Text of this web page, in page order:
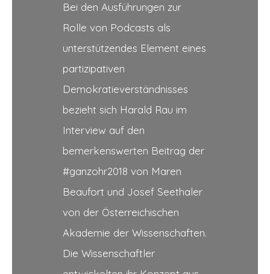
Bei den Ausführungen zur
Rolle von Podcasts als
unterstützendes Element eines
partizipativen
Demokratieverständnisses
bezieht sich Harald Rau im
Interview auf den
bemerkenswerten Beitrag der
#ganzohr2018 von Maren
Beaufort und Josef Seethaler
von der Österreichischen
Akademie der Wissenschaften.
Die Wissenschaftler